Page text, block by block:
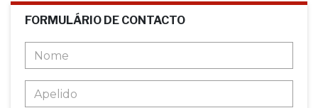
FORMULÁRIO DE CONTACTO